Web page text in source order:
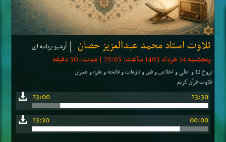
تلاوت استاد محمد عبدالعزیز حصان آرشیو برنامه ای
پنجشنبه 14 خرداد 1405 ساعت: 23:05 | مدت: 50 دقیقه
بروج 11 و اعلی و اخلاص و فلق و نازعات و فاتحه و بقره و عمران
تلاوت قرآن كریم
23:00
23:30
23:30
00:00